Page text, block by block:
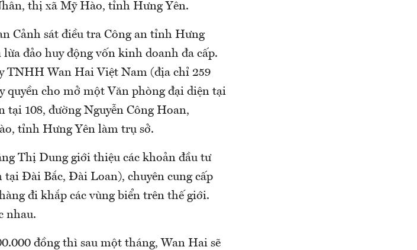
thị xã Mỹ Hào, tỉnh Hưng Yên.
Cảnh sát điều tra Công an tỉnh Hưng
đảo huy động vốn kinh doanh đa cấp.
TNHH Wan Hai Việt Nam (địa chỉ 259
quyền cho mở một Văn phòng đại diện tại
108, đường Nguyễn Công Hoan,
tỉnh Hưng Yên làm trụ sở.
Thị Dung giới thiệu các khoản đầu tư
Đài Bắc, Đài Loan), chuyên cung cấp
đi khắp các vùng biển trên thế giới.
nhau.
đồng thì sau một tháng, Wan Hai sẽ